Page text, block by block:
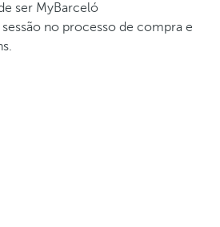
ser MyBarceló
no processo de compra e